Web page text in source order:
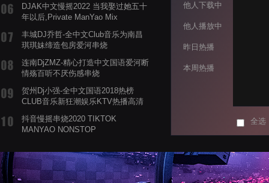
DJAK中文慢摇2022 当我娶过她五十
年以后,Private ManYao Mix
丰城DJ乔哲-全中文Club音乐为南昌
琪琪妹缔造包房爱河串烧
连南DjZMZ-精心打造中文国语爱河断
情殇百听不厌伤感串烧
贺州Dj小强-全中文国语2018热榜
CLUB音乐新狂潮娱乐KTV热播高清
抖音慢摇串烧2020 TIKTOK
MANYAO NONSTOP
蝉爸爸妈妈爱存在夏天的风是想你的
声音啊
他人下载中
他人播放中
昨日热播
本周热播
全选